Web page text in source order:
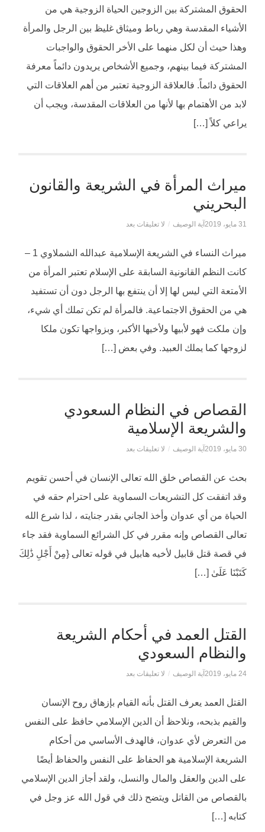
الحقوق المشتركة بين الزوجين الحياة الزوجية هي من
الأشياء المقدسة وهي رباط وميثاق غليظ بين الرجل والمرأة
وهذا حيث أن لكل منهما على الأخر الحقوق والواجبات
المشتركة فيما بينهم، وجميع الأشخاص يريدون دائماً معرفة
الحقوق دائماً. فالعلاقة الزوجية تعتبر من أهم العلاقات التي
لابد من الأهتمام بها لأنها من العلاقات المقدسة، ويجب أن
يراعي كلاً […]
ميراث المرأة في الشريعة والقانون
البحريني
31 مايو، 2019 آية الوصيف / لا تعليقات بعد
ميراث النساء في الشريعة الإسلامية عبدالله الشملاوي 1 –
كانت النظم القانونية السابقة على الإسلام تعتبر المرأة من
الأمتعة التي ليس لها إلا أن ينتفع بها الرجل دون أن تستفيد
هي من الحقوق الاجتماعية. فالمرأة لم تكن تملك أي شيء،
وإن ملكت فهو لأبيها ولأخيها الأكبر، وبزواجها تكون ملكا
لزوجها كما يملك العبيد. وفي بعض […]
القصاص في النظام السعودي
والشريعة الإسلامية
30 مايو، 2019 آية الوصيف / لا تعليقات بعد
بحث عن القصاص خلق الله تعالى الإنسان في أحسن تقويم
وقد اتفقت كل التشريعات السماوية على احترام حقه في
الحياة من أي عدوان وأخذ الجاني بقدر جنايته ، لذا شرع الله
تعالى القصاص وإنه مقرر في كل الشرائع السماوية فقد جاء
في قصة قتل قابيل لأخيه هابيل في قوله تعالى {مِنْ أَجْلِ ذَٰلِكَ
كَتَبْنَا عَلَىٰ […]
القتل العمد في أحكام الشريعة
والنظام السعودي
24 مايو، 2019 آية الوصيف / لا تعليقات بعد
القتل العمد يعرف القتل بأنه القيام بإزهاق روح الإنسان
والقيم بذبحه، ونلاحظ أن الدين الإسلامي حافظ على النفس
من التعرض لأي عدوان، فالهدف الأساسي من أحكام
الشريعة الإسلامية هو الحفاظ على النفس والحفاظ أيضًا
على الدين والعقل والمال والنسل، ولقد أجاز الدين الإسلامي
بالقصاص من القاتل ويتضح ذلك في قول الله عز وجل في
كتابه […]